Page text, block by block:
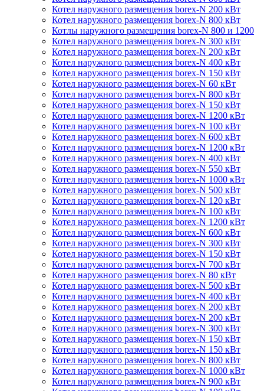
Котел наружного размещения borex-N 200 кВт
Котел наружного размещения borex-N 800 кВт
Котлы наружного размещения borex-N 800 и 1200
Котел наружного размещения borex-N 300 кВт
Котел наружного размещения borex-N 200 кВт
Котел наружного размещения borex-N 400 кВт
Котел наружного размещения borex-N 150 кВт
Котел наружного размещения borex-N 60 кВт
Котел наружного размещения borex-N 800 кВт
Котел наружного размещения borex-N 150 кВт
Котел наружного размещения borex-N 1200 кВт
Котел наружного размещения borex-N 100 кВт
Котел наружного размещения borex-N 600 кВт
Котел наружного размещения borex-N 1200 кВт
Котел наружного размещения borex-N 400 кВт
Котел наружного размещения borex-N 550 кВт
Котел наружного размещения borex-N 1000 кВт
Котел наружного размещения borex-N 500 кВт
Котел наружного размещения borex-N 120 кВт
Котел наружного размещения borex-N 100 кВт
Котел наружного размещения borex-N 1200 кВт
Котел наружного размещения borex-N 600 кВт
Котел наружного размещения borex-N 300 кВт
Котел наружного размещения borex-N 150 кВт
Котел наружного размещения borex-N 700 кВт
Котел наружного размещения borex-N 80 кВт
Котел наружного размещения borex-N 500 кВт
Котел наружного размещения borex-N 400 кВт
Котел наружного размещения borex-N 200 кВт
Котел наружного размещения borex-N 200 кВт
Котел наружного размещения borex-N 300 кВт
Котел наружного размещения borex-N 150 кВт
Котел наружного размещения borex-N 150 кВт
Котел наружного размещения borex-N 800 кВт
Котел наружного размещения borex-N 1000 кВт
Котел наружного размещения borex-N 900 кВт